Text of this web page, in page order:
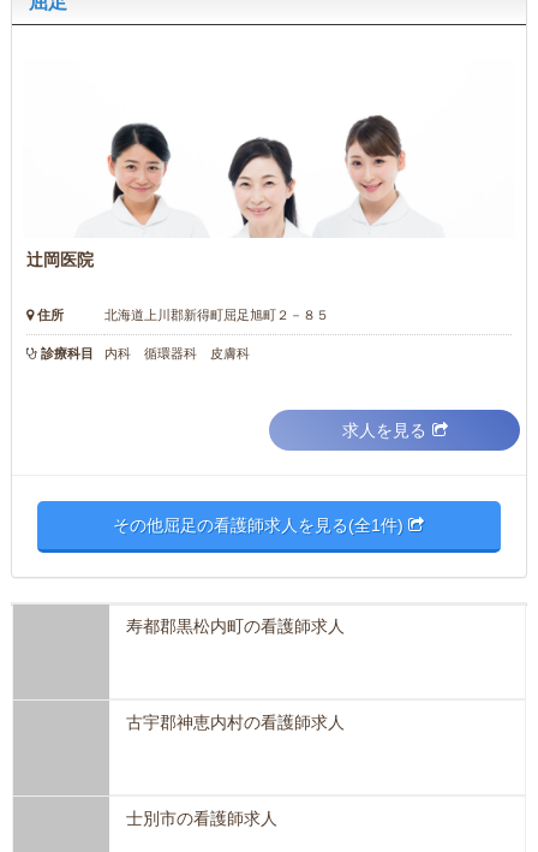
辻岡医院
住所 北海道上川郡新得町屈足旭町２－８５
診療科目 内科 循環器科 皮膚科
求人を見る
その他屈足の看護師求人を見る(全1件)
寿都郡黒松内町の看護師求人
古宇郡神恵内村の看護師求人
士別市の看護師求人